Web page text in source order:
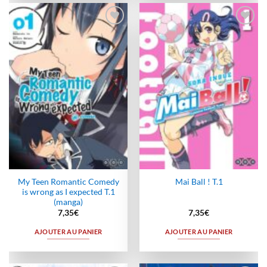
Ajouter
à la
wishlist
My Teen Romantic Comedy
is wrong as I expected T.1
(manga)
7,35€
AJOUTER AU PANIER
Ajouter
à la
wishlist
Mai Ball ! T.1
7,35€
AJOUTER AU PANIER